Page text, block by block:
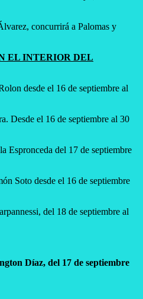
concurrirá a Palomas y
EL INTERIOR DEL
desde el 16 de septiembre al
Desde el 16 de septiembre al 30
Espronceda del 17 de septiembre
Soto desde el 16 de septiembre
del 18 de septiembre al
Díaz, del 17 de septiembre